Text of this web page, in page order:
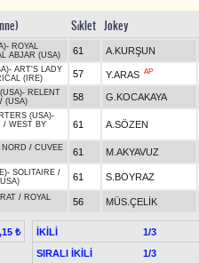
Sıklet Jokey
- ROYAL
ABJAR (USA) 61 A.KURŞUN
- ART'S LADY
(IRE) 57 Y.ARAS AP
- RELENT
(USA) 58 G.KOCAKAYA
(USA)-
/ WEST BY
61 A.SÖZEN
NORD / CUVEE
61 M.AKYAVUZ
- SOLITAIRE /
61 S.BOYRAZ
/ ROYAL
56 MÜS.ÇELİK
₺ İKİLİ 1/3
SIRALI İKİLİ
1/3